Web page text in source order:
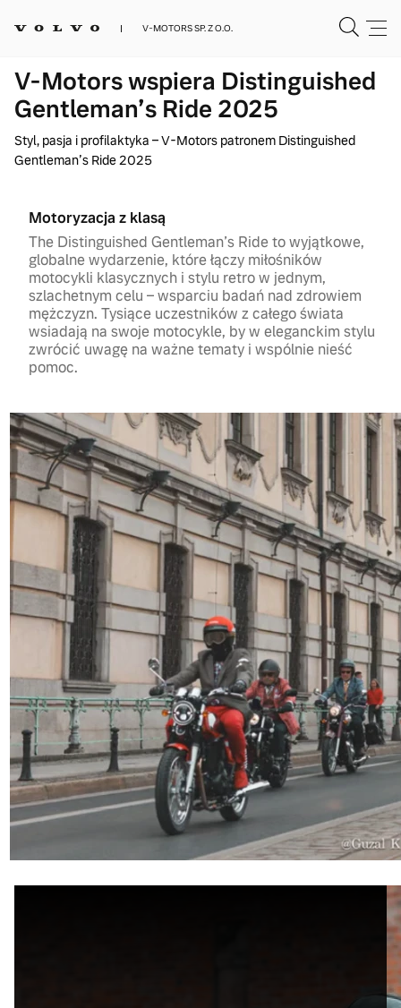
V-MOTORS SP. Z O.O.
V-Motors wspiera Distinguished
Gentleman’s Ride 2025
Styl, pasja i profilaktyka – V-Motors patronem Distinguished
Gentleman’s Ride 2025
Motoryzacja z klasą
The Distinguished Gentleman’s Ride to wyjątkowe,
globalne wydarzenie, które łączy miłośników
motocykli klasycznych i stylu retro w jednym,
szlachetnym celu – wsparciu badań nad zdrowiem
mężczyzn. Tysiące uczestników z całego świata
wsiadają na swoje motocykle, by w eleganckim stylu
zwrócić uwagę na ważne tematy i wspólnie nieść
pomoc.